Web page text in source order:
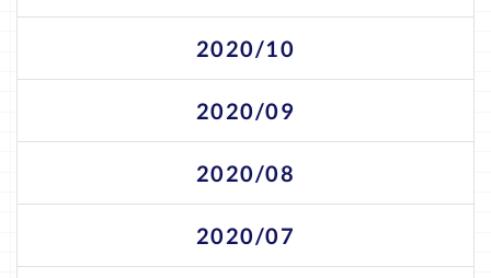
2020/10
2020/09
2020/08
2020/07